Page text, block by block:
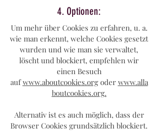
4. Optionen:
Um mehr über Cookies zu erfahren, u. a.
wie man erkennt, welche Cookies gesetzt
wurden und wie man sie verwaltet,
löscht und blockiert, empfehlen wir
einen Besuch
aufwww.aboutcookies.orgoder www.alla
boutcookies.org.
Alternativ ist es auch möglich, dass der
Browser Cookies grundsätzlich blockiert.